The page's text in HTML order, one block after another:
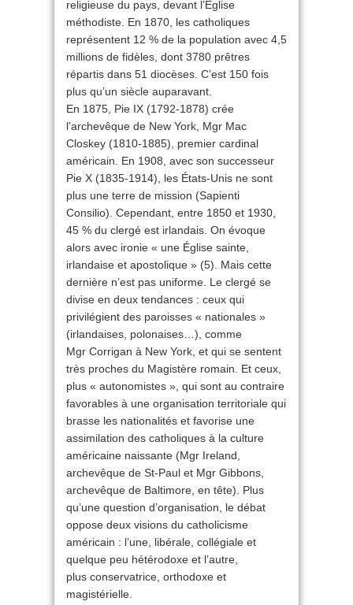
religieuse du pays, devant l’Église
méthodiste. En 1870, les catholiques
représentent 12 % de la population avec 4,5
millions de fidèles, dont 3780 prêtres
répartis dans 51 diocèses. C’est 150 fois
plus qu’un siècle auparavant.
En 1875, Pie IX (1792-1878) crée
l’archevêque de New York, Mgr Mac
Closkey (1810-1885), premier cardinal
américain. En 1908, avec son successeur
Pie X (1835-1914), les États-Unis ne sont
plus une terre de mission (Sapienti
Consilio). Cependant, entre 1850 et 1930,
45 % du clergé est irlandais. On évoque
alors avec ironie « une Église sainte,
irlandaise et apostolique » (5). Mais cette
dernière n’est pas uniforme. Le clergé se
divise en deux tendances : ceux qui
privilégient des paroisses « nationales »
(irlandaises, polonaises…), comme
Mgr Corrigan à New York, et qui se sentent
très proches du Magistère romain. Et ceux,
plus « autonomistes », qui sont au contraire
favorables à une organisation territoriale qui
brasse les nationalités et favorise une
assimilation des catholiques à la culture
américaine naissante (Mgr Ireland,
archevêque de St-Paul et Mgr Gibbons,
archevêque de Baltimore, en tête). Plus
qu’une question d’organisation, le débat
oppose deux visions du catholicisme
américain : l’une, libérale, collégiale et
quelque peu hétérodoxe et l’autre,
plus conservatrice, orthodoxe et
magistérielle.